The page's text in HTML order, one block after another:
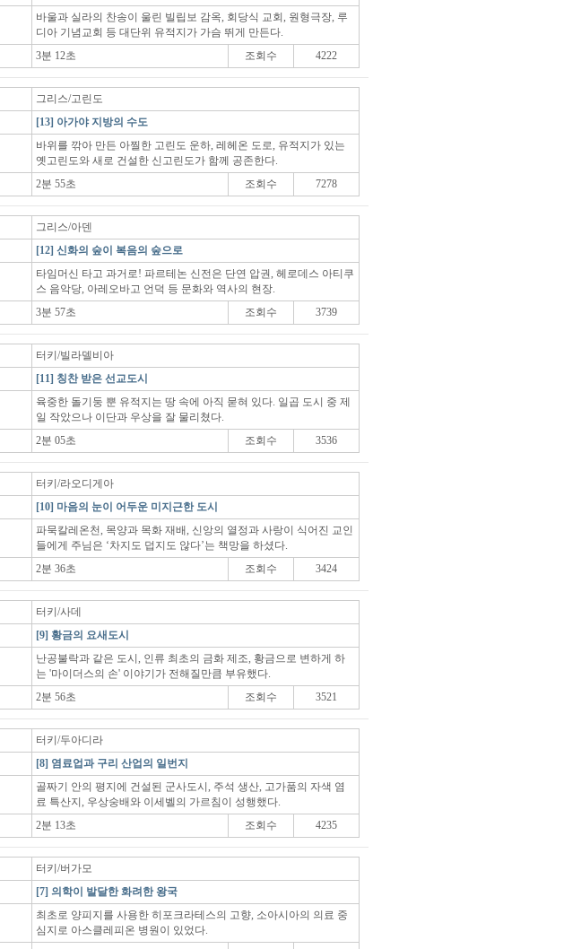
바울과 실라의 찬송이 울린 빌립보 감옥, 회당식 교회, 원형극장, 루
디아 기념교회 등 대단위 유적지가 가슴 뛰게 만든다.
3분 12초 조회수 4222
그리스/고린도
[13] 아가야 지방의 수도
바위를 깎아 만든 아찔한 고린도 운하, 레헤온 도로, 유적지가 있는
옛고린도와 새로 건설한 신고린도가 함께 공존한다.
2분 55초 조회수 7278
그리스/아덴
[12] 신화의 숲이 복음의 숲으로
타임머신 타고 과거로! 파르테논 신전은 단연 압권, 헤로데스 아티쿠
스 음악당, 아레오바고 언덕 등 문화와 역사의 현장.
3분 57초 조회수 3739
터키/빌라델비아
[11] 칭찬 받은 선교도시
육중한 돌기둥 뿐 유적지는 땅 속에 아직 묻혀 있다. 일곱 도시 중 제
일 작았으나 이단과 우상을 잘 물리쳤다.
2분 05초 조회수 3536
터키/라오디게아
[10] 마음의 눈이 어두운 미지근한 도시
파묵칼레온천, 목양과 목화 재배, 신앙의 열정과 사랑이 식어진 교인
들에게 주님은 ‘차지도 덥지도 않다’는 책망을 하셨다.
2분 36초 조회수 3424
터키/사데
[9] 황금의 요새도시
난공불락과 같은 도시, 인류 최초의 금화 제조, 황금으로 변하게 하
는 '마이더스의 손' 이야기가 전해질만큼 부유했다.
2분 56초 조회수 3521
터키/두아디라
[8] 염료업과 구리 산업의 일번지
골짜기 안의 평지에 건설된 군사도시, 주석 생산, 고가품의 자색 염
료 특산지, 우상숭배와 이세벨의 가르침이 성행했다.
2분 13초 조회수 4235
터키/버가모
[7] 의학이 발달한 화려한 왕국
최초로 양피지를 사용한 히포크라테스의 고향, 소아시아의 의료 중
심지로 아스클레피온 병원이 있었다.